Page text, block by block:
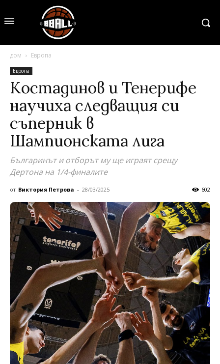
дом Европа
Европа
Костадинов и Тенерифе
научиха следващия си
съперник в
Шампионската лига
Българинът и отборът му ще играят срещу
Дертона на 1/4-финалите
от Виктория Петрова - 28/03/2025 602